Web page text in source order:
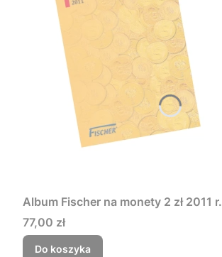
Album Fischer na monety 2 zł 2011 r.
Cena
77,00 zł
Do koszyka